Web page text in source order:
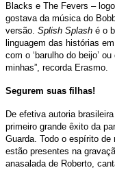
Blacks e The Fevers –
gostava da música do
versão. Splish Splash é o
linguagem das histórias
com o ‘barulho do beijo’
minhas”, recorda Erasmo.
Segurem suas filhas!
De efetiva autoria
primeiro grande êxito da
Guarda. Todo o espírito
estão presentes na
anasalada de Roberto,